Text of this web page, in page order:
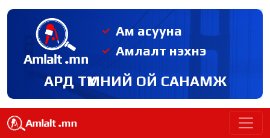
Ам асууна
Амлалт нэхнэ
АРД ТҮМНИЙ ОЙ САНАМЖ